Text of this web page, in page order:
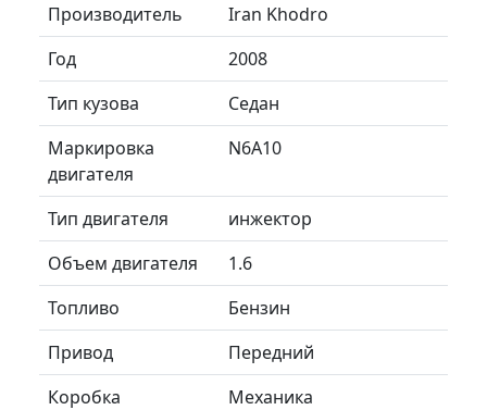
Производитель
Iran Khodro
Год
2008
Тип кузова
Седан
Маркировка
двигателя
N6A10
Тип двигателя
инжектор
Объем двигателя
1.6
Топливо
Бензин
Привод
Передний
Коробка
Механика